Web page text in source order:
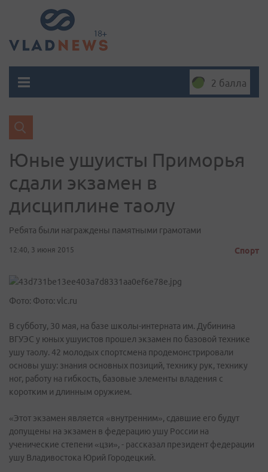
2 балла
Юные ушуисты Приморья
сдали экзамен в
дисциплине таолу
Ребята были награждены памятными грамотами
12:40, 3 июня 2015 Спорт
Фото: Фото: vlc.ru
В субботу, 30 мая, на базе школы-интерната им. Дубинина
ВГУЭС у юных ушуистов прошел экзамен по базовой технике
ушу таолу. 42 молодых спортсмена продемонстрировали
основы ушу: знания основных позиций, технику рук, технику
ног, работу на гибкость, базовые элементы владения с
коротким и длинным оружием.
«Этот экзамен является «внутренним», сдавшие его будут
допущены на экзамен в федерацию ушу России на
ученические степени «цзи», - рассказал президент федерации
ушу Владивостока Юрий Городецкий.